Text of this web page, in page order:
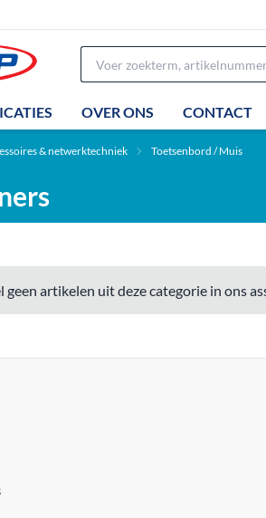
OVER ONS CONTACT
& netwerktechniek Toetsenbord / Muis
artikelen uit deze categorie in ons